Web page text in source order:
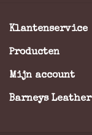
Klantenservice
Producten
Mijn account
Barneys Leather